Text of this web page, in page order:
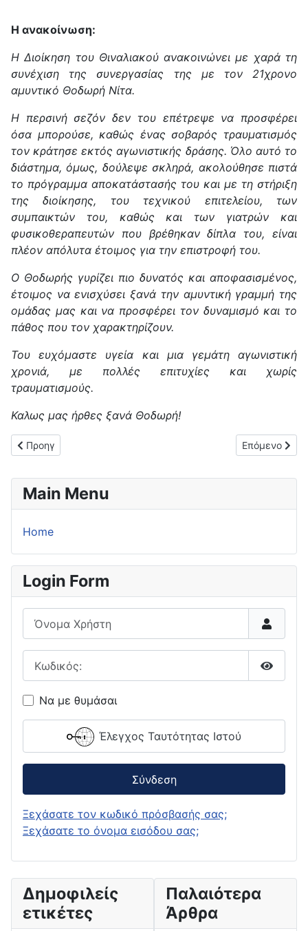
Η ανακοίνωση:
Η Διοίκηση του Θιναλιακού ανακοινώνει με χαρά τη
συνέχιση της συνεργασίας της με τον 21χρονο
αμυντικό Θοδωρή Νίτα.
Η περσινή σεζόν δεν του επέτρεψε να προσφέρει
όσα μπορούσε, καθώς ένας σοβαρός τραυματισμός
τον κράτησε εκτός αγωνιστικής δράσης. Όλο αυτό το
διάστημα, όμως, δούλεψε σκληρά, ακολούθησε πιστά
το πρόγραμμα αποκατάστασής του και με τη στήριξη
της διοίκησης, του τεχνικού επιτελείου, των
συμπαικτών του, καθώς και των γιατρών και
φυσικοθεραπευτών που βρέθηκαν δίπλα του, είναι
πλέον απόλυτα έτοιμος για την επιστροφή του.
Ο Θοδωρής γυρίζει πιο δυνατός και αποφασισμένος,
έτοιμος να ενισχύσει ξανά την αμυντική γραμμή της
ομάδας μας και να προσφέρει τον δυναμισμό και το
πάθος που τον χαρακτηρίζουν.
Του ευχόμαστε υγεία και μια γεμάτη αγωνιστική
χρονιά, με πολλές επιτυχίες και χωρίς
τραυματισμούς.
Καλως μας ήρθες ξανά Θοδωρή!
Προηγούμενο άρθρο: "Τίναξε τη μπάνκα" με WIlson Chimeli o
Προηγ Επόμενο
Επόμενο
Main Menu
Home
Login Form
Να με θυμάσαι
Έλεγχος Ταυτότητας Ιστού
Σύνδεση
Ξεχάσατε τον κωδικό πρόσβασής σας;
Ξεχάσατε το όνομα εισόδου σας;
Δημοφιλείς
ετικέτες
Παλαιότερα
Άρθρα